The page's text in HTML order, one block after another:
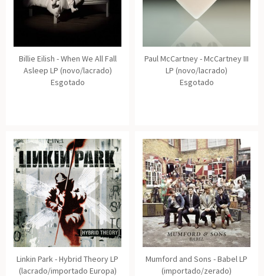
Billie Eilish - When We All Fall
Asleep LP (novo/lacrado)
Esgotado
Paul McCartney - McCartney III
LP (novo/lacrado)
Esgotado
Linkin Park - Hybrid Theory LP
(lacrado/importado Europa)
Mumford and Sons - Babel LP
(importado/zerado)